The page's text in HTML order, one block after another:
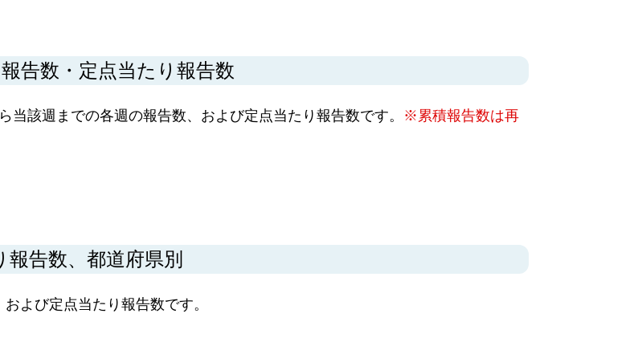
告数・定点当たり報告数
該週までの各週の報告数、および定点当たり報告数です。 ※累積報告数は再
告数、都道府県別
よび定点当たり報告数です。